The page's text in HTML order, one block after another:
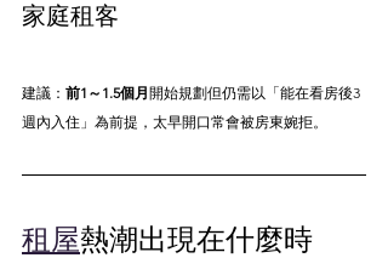
家庭租客
建議： 前1～1.5個月開始規劃但仍需以「能在看房後3
週內入住」為前提，太早開口常會被房東婉拒。
租屋熱潮出現在什麼時